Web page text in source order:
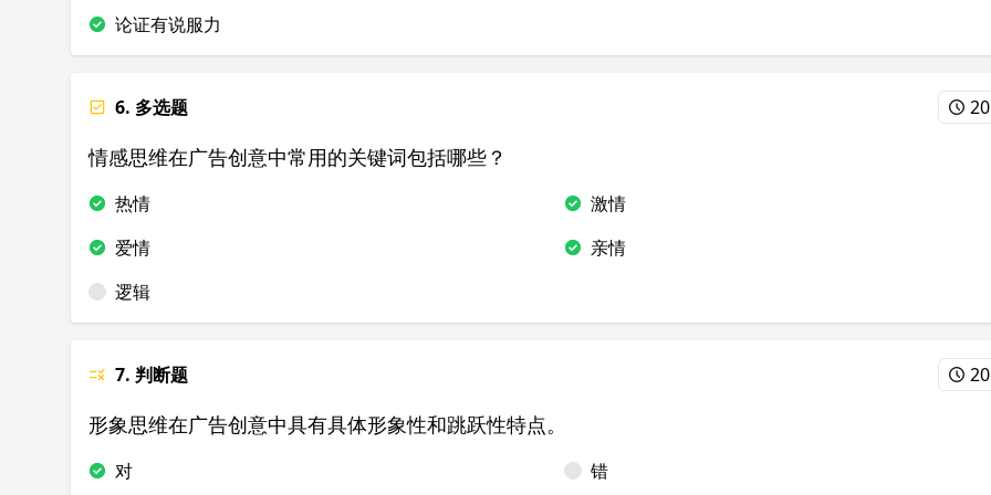
论证有说服力
6. 多选题
情感思维在广告创意中常用的关键词包括哪些？
热情
激情
爱情
亲情
逻辑
7. 判断题
形象思维在广告创意中具有具体形象性和跳跃性特点。
对 错